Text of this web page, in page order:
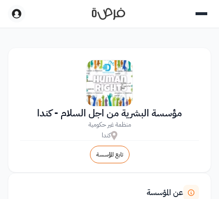
مؤسسة البشرية من اجل السلام - كندا
منظمة غير حكومية
كندا
تابع المؤسسة
عن المؤسسة